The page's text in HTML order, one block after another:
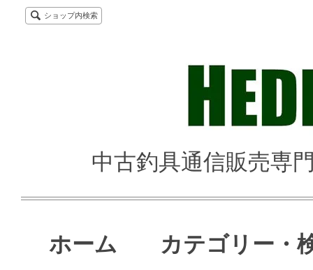
ショップ内検索
中古釣具通信販売専
ホーム カテゴリー・